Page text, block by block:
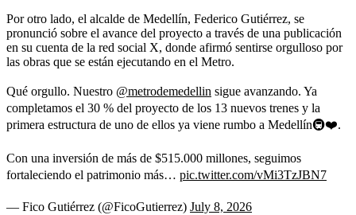
Por otro lado, el alcalde de Medellín, Federico Gutiérrez, se
pronunció sobre el avance del proyecto a través de una publicación
en su cuenta de la red social X, donde afirmó sentirse orgulloso por
las obras que se están ejecutando en el Metro.
Qué orgullo. Nuestro @metrodemedellin sigue avanzando. Ya
completamos el 30 % del proyecto de los 13 nuevos trenes y la
primera estructura de uno de ellos ya viene rumbo a Medellín🚇❤️.
Con una inversión de más de $515.000 millones, seguimos
fortaleciendo el patrimonio más… pic.twitter.com/vMi3TzJBN7
— Fico Gutiérrez (@FicoGutierrez) July 8, 2026